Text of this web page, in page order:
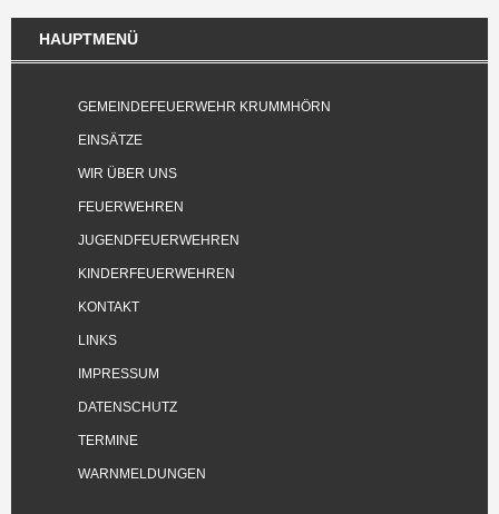
HAUPTMENÜ
GEMEINDEFEUERWEHR KRUMMHÖRN
EINSÄTZE
WIR ÜBER UNS
FEUERWEHREN
JUGENDFEUERWEHREN
KINDERFEUERWEHREN
KONTAKT
LINKS
IMPRESSUM
DATENSCHUTZ
TERMINE
WARNMELDUNGEN